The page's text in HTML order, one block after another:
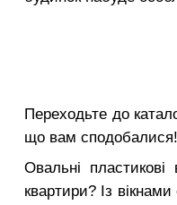
Переходьте до
що вам сподобалися!
Овальні
квартири? Із